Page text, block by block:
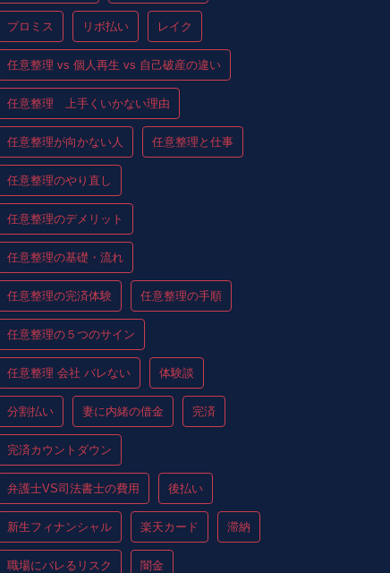
プロミス リボ払い レイク
任意整理 vs 個人再生 vs 自己破産の違い
任意整理 上手くいかない理由
任意整理が向かない人 任意整理と仕事
任意整理のやり直し
任意整理のデメリット
任意整理の基礎・流れ
任意整理の完済体験 任意整理の手順
任意整理の５つのサイン
任意整理 会社 バレない 体験談
分割払い 妻に内緒の借金 完済
完済カウントダウン
弁護士VS司法書士の費用 後払い
新生フィナンシャル 楽天カード 滞納
職場にバレるリスク 闇金